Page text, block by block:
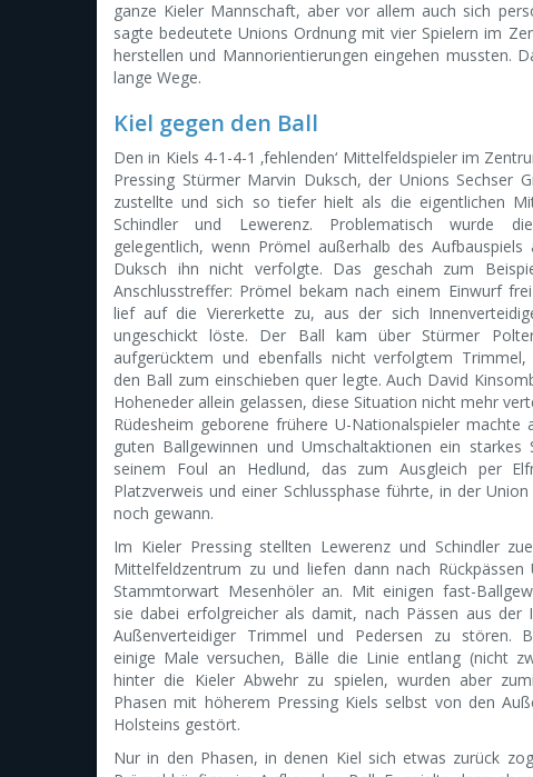
ganze Kieler Mannschaft, aber vor allem auch sich
sagte bedeutete Unions Ordnung mit vier Spielern im
herstellen und Mannorientierungen eingehen mussten.
lange Wege.
Kiel gegen den Ball
Den in Kiels 4-1-4-1 ‚fehlenden‘ Mittelfeldspieler im
Pressing Stürmer Marvin Duksch, der Unions Sechser
zustellte und sich so tiefer hielt als die eigentlichen
Schindler und Lewerenz. Problematisch wurde
gelegentlich, wenn Prömel außerhalb des Aufbauspiels
Duksch ihn nicht verfolgte. Das geschah zum
Anschlusstreffer: Prömel bekam nach einem Einwurf
lief auf die Viererkette zu, aus der sich
ungeschickt löste. Der Ball kam über Stürmer
aufgerücktem und ebenfalls nicht verfolgtem Trimmel,
den Ball zum einschieben quer legte. Auch David
Hoheneder allein gelassen, diese Situation nicht mehr
Rüdesheim geborene frühere U-Nationalspieler machte
guten Ballgewinnen und Umschaltaktionen ein starkes
seinem Foul an Hedlund, das zum Ausgleich per
Platzverweis und einer Schlussphase führte, in der
noch gewann.
Im Kieler Pressing stellten Lewerenz und Schindler
Mittelfeldzentrum zu und liefen dann nach Rückpässen
Stammtorwart Mesenhöler an. Mit einigen fast-
sie dabei erfolgreicher als damit, nach Pässen aus der
Außenverteidiger Trimmel und Pedersen zu stören.
einige Male versuchen, Bälle die Linie entlang (nicht
hinter die Kieler Abwehr zu spielen, wurden aber
Phasen mit höherem Pressing Kiels selbst von den
Holsteins gestört.
Nur in den Phasen, in denen Kiel sich etwas zurück